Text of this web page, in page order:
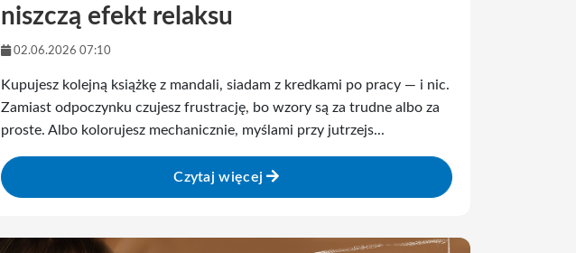
niszczą efekt relaksu
02.06.2026 07:10
Kupujesz kolejną książkę z mandali, siadam z kredkami po pracy — i nic.
Zamiast odpoczynku czujesz frustrację, bo wzory są za trudne albo za
proste. Albo kolorujesz mechanicznie, myślami przy jutrzejs...
Czytaj więcej